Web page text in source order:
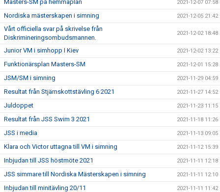
Masters-SM på hemmaplan 2021-12-07 07:58
Nordiska mästerskapen i simning 2021-12-05 21:42
Vårt officiella svar på skrivelse från
Diskrimineringsombudsmannen.
2021-12-02 18:48
Junior VM i simhopp I Kiev 2021-12-02 13:22
Funktionärsplan Masters-SM 2021-12-01 15:28
JSM/SM i simning 2021-11-29 04:59
Resultat från Stjärnskottstävling 6 2021 2021-11-27 14:52
Juldoppet 2021-11-23 11:15
Resultat från JSS Swim 3 2021 2021-11-18 11:26
JSS i media 2021-11-13 09:05
Klara och Victor uttagna till VM i simning 2021-11-12 15:39
Inbjudan till JSS höstmöte 2021 2021-11-11 12:18
JSS simmare till Nordiska Mästerskapen i simning 2021-11-11 12:10
Inbjudan till minitävling 20/11 2021-11-11 11:42